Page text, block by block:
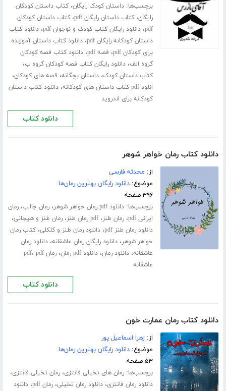
برچسب‌ها:داستان کودک رایگان،کتاب داستان کودکان
رایگان،کتاب داستان رایگان pdf ،کتاب داستان کودکان
pdf،دانلود رایگان کتاب کودک و نوجوان pdf ،دانلود کتاب
داستان کودکانه رایگان pdf
،دانلود کتاب داستان آموزنده
برای کودکان pdf
، قصه pdf ،دانلود کتاب قصه کودکان
گروه الف،دانلود رایگان کتاب قصه کودکان گروه ب،
کتاب داستان کودک،داستان بچگانه، قصه های کودکان،
انلود pdf کتاب داستان های کودکانه ،دانلود کتاب داستان
کودکانه برای اندروید
دانلود کتاب
دانلود کتاب رمان خواهر شوهر
از: محدثه فارسی
موضوع:دانلود رایگان بهترین رمان‌ها
۳۹۶ صفحه
برچسب‌ها:دانلود pdf رمان خواهر شوهر ،رمان جالب،رمان
ایرانی pdf
،رمان طنز،pdf رمان طنز ،رمان طنز و هیجانی،
دانلود رمان طنز pdf ،دانلود رمان طنز و کلکلی،کتاب رمان
خواهر شوهر،دانلود رایگان رمان عاشقانه،دانلود رمان
عاشقانه،دانلود رمان،دانلود pdf رمان ،رمان pdf ، pdf
عاشقانه
دانلود کتاب
دانلود کتاب رمان عمارت خون
از:زهرا اسماعیل پور
موضوع:دانلود رایگان بهترین رمان‌ها
۵۳ صفحه
برچسب‌ها:رمان های تخیلی فانتزی،رمان تخیلی فانتزی،
دانلود رمان فانتزی،دانلود رمان تخیلی،رمان pdf ،دانلود